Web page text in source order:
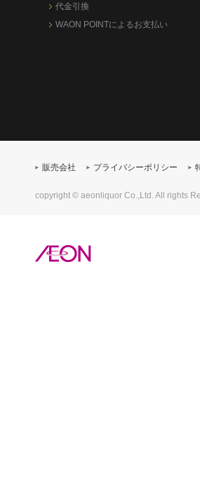
代金引換
WAON POINTによるお支払い
販売会社 プライバシーポリシー
copyright © aeonliquor Co.,Ltd. All rights